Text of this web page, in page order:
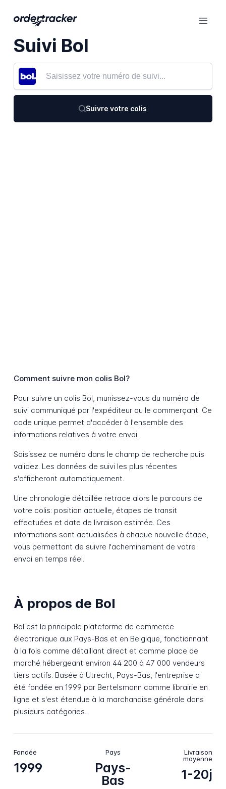
Suivi Bol
Suivre votre colis
Comment suivre mon colis Bol?
Pour suivre un colis Bol, munissez-vous du numéro de
suivi communiqué par l'expéditeur ou le commerçant. Ce
code unique permet d'accéder à l'ensemble des
informations relatives à votre envoi.
Saisissez ce numéro dans le champ de recherche puis
validez. Les données de suivi les plus récentes
s'afficheront automatiquement.
Une chronologie détaillée retrace alors le parcours de
votre colis: position actuelle, étapes de transit
effectuées et date de livraison estimée. Ces
informations sont actualisées à chaque nouvelle étape,
vous permettant de suivre l'acheminement de votre
envoi en temps réel.
À propos de Bol
Bol est la principale plateforme de commerce
électronique aux Pays-Bas et en Belgique, fonctionnant
à la fois comme détaillant direct et comme place de
marché hébergeant environ 44 200 à 47 000 vendeurs
tiers actifs. Basée à Utrecht, Pays-Bas, l'entreprise a
été fondée en 1999 par Bertelsmann comme librairie en
ligne et s'est étendue à la marchandise générale dans
plusieurs catégories.
Fondée
1999
Pays
Pays-
Bas
Livraison
moyenne
1-20j